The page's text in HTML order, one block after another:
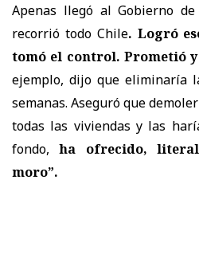
Apenas llegó al Gobierno
recorrió todo Chile. Logró
tomó el control. Prometió
ejemplo, dijo que eliminaría
semanas. Aseguró que
todas las viviendas y las
fondo,ha ofrecido,
moro”.